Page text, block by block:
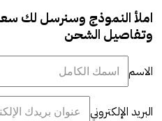
املأ النموذج وسنرسل لك
وتفاصيل الشحن
الاسم
البريد الإلكتروني